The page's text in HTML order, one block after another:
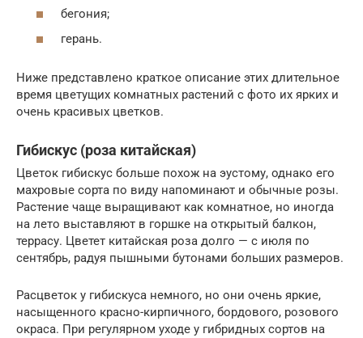
бегония;
герань.
Ниже представлено краткое описание этих длительное
время цветущих комнатных растений с фото их ярких и
очень красивых цветков.
Гибискус (роза китайская)
Цветок гибискус больше похож на эустому, однако его
махровые сорта по виду напоминают и обычные розы.
Растение чаще выращивают как комнатное, но иногда
на лето выставляют в горшке на открытый балкон,
террасу. Цветет китайская роза долго — с июля по
сентябрь, радуя пышными бутонами больших размеров.
Расцветок у гибискуса немного, но они очень яркие,
насыщенного красно-кирпичного, бордового, розового
окраса. При регулярном уходе у гибридных сортов на